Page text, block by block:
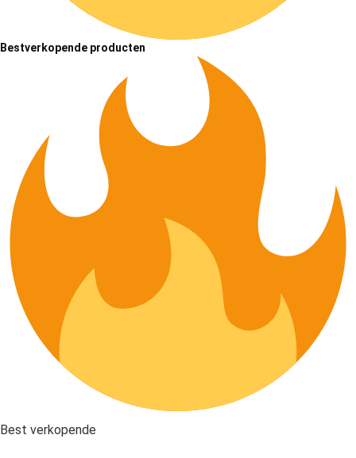
Bestverkopende producten
Best verkopende